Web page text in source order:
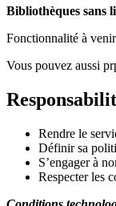
Bibliothèques sans
Fonctionnalité à
Vous pouvez aussi
Rendre le
Définir sa
S’engager à
Respecter les